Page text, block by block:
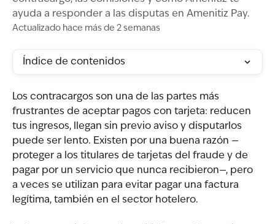
ayuda a responder a las disputas en Amenitiz Pay.
Actualizado hace más de 2 semanas
Índice de contenidos
Los contracargos son una de las partes más
frustrantes de aceptar pagos con tarjeta: reducen
tus ingresos, llegan sin previo aviso y disputarlos
puede ser lento. Existen por una buena razón —
proteger a los titulares de tarjetas del fraude y de
pagar por un servicio que nunca recibieron—, pero
a veces se utilizan para evitar pagar una factura
legítima, también en el sector hotelero.